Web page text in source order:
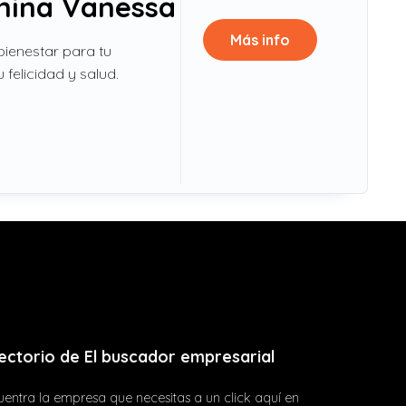
para tu
felicidad y salud.
Más info
de El buscador empresarial
la empresa que necesitas a un click aquí en